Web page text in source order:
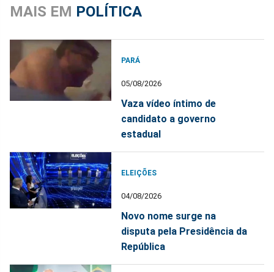
MAIS EM POLÍTICA
PARÁ
05/08/2026
Vaza vídeo íntimo de
candidato a governo
estadual
ELEIÇÕES
04/08/2026
Novo nome surge na
disputa pela Presidência da
República